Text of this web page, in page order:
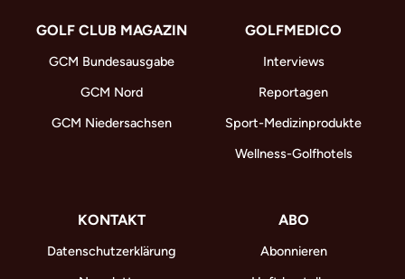
GOLF CLUB MAGAZIN
GCM Bundesausgabe
GCM Nord
GCM Niedersachsen
GOLFMEDICO
Interviews
Reportagen
Sport-Medizinprodukte
Wellness-Golfhotels
KONTAKT
Datenschutzerklärung
ABO
Abonnieren